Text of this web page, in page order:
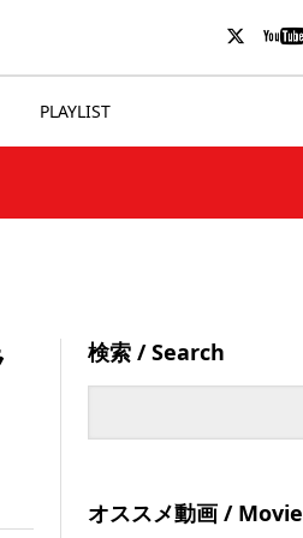
PLAYLIST
検索 / Search
オススメ動画 / Movie